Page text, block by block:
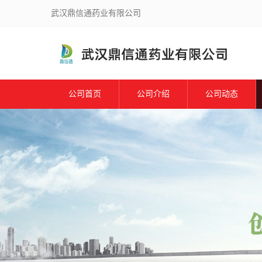
武汉鼎信通药业有限公司
公司首页 公司介绍 公司动态